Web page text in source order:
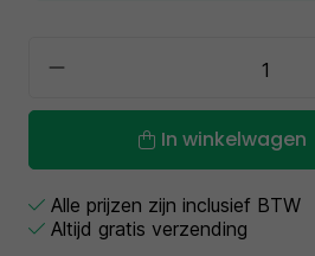
In winkelwagen
Alle prijzen zijn inclusief BTW
Altijd gratis verzending